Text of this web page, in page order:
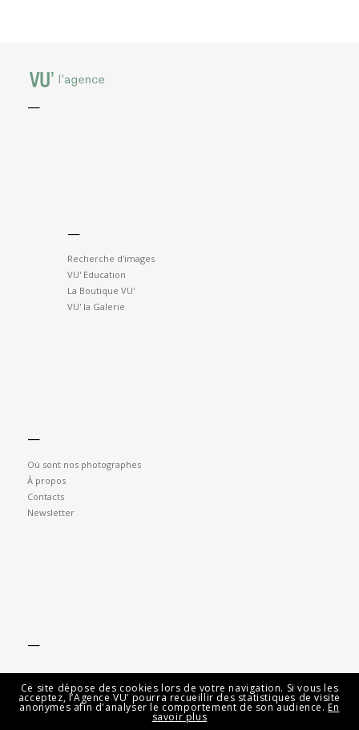
—
—
Recherche d'images
VU' Education
La Boutique VU'
VU' la Galerie
—
Où sont nos photographes
À propos
Contacts
Newsletter
—
Ce site dépose des cookies lors de votre navigation. Si vous les
acceptez, l’Agence VU’ pourra recueillir des statistiques de visite
anonymes afin d'analyser le comportement de son audience.En
savoir plus